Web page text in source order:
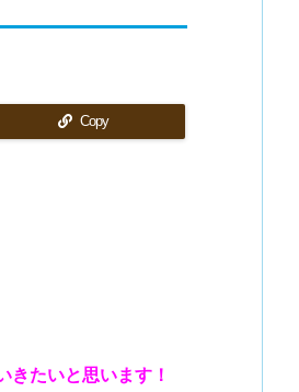
Copy
たいと思います！